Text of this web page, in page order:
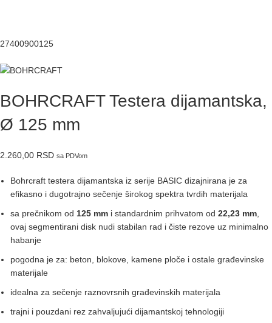
27400900125
BOHRCRAFT Testera dijamantska,
Ø 125 mm
2.260,00 RSD sa PDVom
Bohrcraft testera dijamantska iz serije BASIC dizajnirana je za
efikasno i dugotrajno sečenje širokog spektra tvrdih materijala
sa prečnikom od 125 mm i standardnim prihvatom od 22,23 mm
ovaj segmentirani disk nudi stabilan rad i čiste rezove uz minimalno
habanje
pogodna je za: beton, blokove, kamene ploče i ostale građevinske
materijale
idealna za sečenje raznovrsnih građevinskih materijala
trajni i pouzdani rez zahvaljujući dijamantskoj tehnologiji